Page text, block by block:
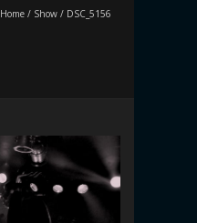
Home / Show / DSC_5156